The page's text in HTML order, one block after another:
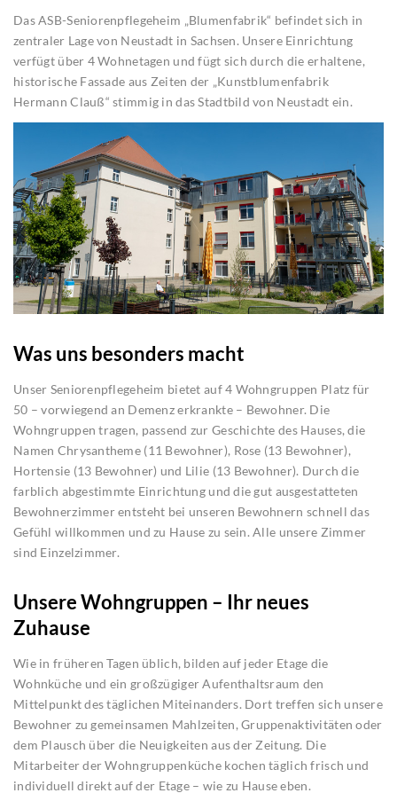
Das ASB-Seniorenpflegeheim „Blumenfabrik“ befindet sich in
zentraler Lage von Neustadt in Sachsen. Unsere Einrichtung
verfügt über 4 Wohnetagen und fügt sich durch die erhaltene,
historische Fassade aus Zeiten der „Kunstblumenfabrik
Hermann Clauß“ stimmig in das Stadtbild von Neustadt ein.
Was uns besonders macht
Unser Seniorenpflegeheim bietet auf 4 Wohngruppen Platz für
50 – vorwiegend an Demenz erkrankte – Bewohner. Die
Wohngruppen tragen, passend zur Geschichte des Hauses, die
Namen Chrysantheme (11 Bewohner), Rose (13 Bewohner),
Hortensie (13 Bewohner) und Lilie (13 Bewohner). Durch die
farblich abgestimmte Einrichtung und die gut ausgestatteten
Bewohnerzimmer entsteht bei unseren Bewohnern schnell das
Gefühl willkommen und zu Hause zu sein. Alle unsere Zimmer
sind Einzelzimmer.
Unsere Wohngruppen – Ihr neues
Zuhause
Wie in früheren Tagen üblich, bilden auf jeder Etage die
Wohnküche und ein großzügiger Aufenthaltsraum den
Mittelpunkt des täglichen Miteinanders. Dort treffen sich unsere
Bewohner zu gemeinsamen Mahlzeiten, Gruppenaktivitäten oder
dem Plausch über die Neuigkeiten aus der Zeitung. Die
Mitarbeiter der Wohngruppenküche kochen täglich frisch und
individuell direkt auf der Etage – wie zu Hause eben.